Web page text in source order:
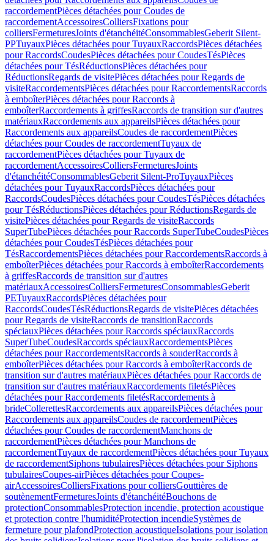
raccordementPièces détachées pour Coudes de
raccordementAccessoiresColliersFixations pour
colliersFermeturesJoints d'étanchéitéConsommablesGeberit Silent-
PPTuyauxPièces détachées pour TuyauxRaccordsPièces détachées
pour RaccordsCoudesPièces détachées pour CoudesTésPièces
détachées pour TésRéductionsPièces détachées pour
RéductionsRegards de visitePièces détachées pour Regards de
visiteRaccordementsPièces détachées pour RaccordementsRaccords
à emboîterPièces détachées pour Raccords à
emboîterRaccordements à griffesRaccords de transition sur d'autres
matériauxRaccordements aux appareilsPièces détachées pour
Raccordements aux appareilsCoudes de raccordementPièces
détachées pour Coudes de raccordementTuyaux de
raccordementPièces détachées pour Tuyaux de
raccordementAccessoiresColliersFermeturesJoints
d'étanchéitéConsommablesGeberit Silent-ProTuyauxPièces
détachées pour TuyauxRaccordsPièces détachées pour
RaccordsCoudesPièces détachées pour CoudesTésPièces détachées
pour TésRéductionsPièces détachées pour RéductionsRegards de
visitePièces détachées pour Regards de visiteRaccords
SuperTubePièces détachées pour Raccords SuperTubeCoudesPièces
détachées pour CoudesTésPièces détachées pour
TésRaccordementsPièces détachées pour RaccordementsRaccords à
emboîterPièces détachées pour Raccords à emboîterRaccordements
à griffesRaccords de transition sur d'autres
matériauxAccessoiresColliersFermeturesConsommablesGeberit
PETuyauxRaccordsPièces détachées pour
RaccordsCoudesTésRéductionsRegards de visitePièces détachées
pour Regards de visiteRaccords de transitionRaccords
spéciauxPièces détachées pour Raccords spéciauxRaccords
SuperTubeCoudesRaccords spéciauxRaccordementsPièces
détachées pour RaccordementsRaccords à souderRaccords à
emboîterPièces détachées pour Raccords à emboîterRaccords de
transition sur d'autres matériauxPièces détachées pour Raccords de
transition sur d'autres matériauxRaccordements filetésPièces
détachées pour Raccordements filetésRaccordements à
brideCollerettesRaccordements aux appareilsPièces détachées pour
Raccordements aux appareilsCoudes de raccordementPièces
détachées pour Coudes de raccordementManchons de
raccordementPièces détachées pour Manchons de
raccordementTuyaux de raccordementPièces détachées pour Tuyaux
de raccordementSiphons tubulairesPièces détachées pour Siphons
tubulairesCoupes-airPièces détachées pour Coupes-
airAccessoiresColliersFixations pour colliersGouttières de
soutènementFermeturesJoints d'étanchéitéBouchons de
protectionConsommablesProtection incendie, protection acoustique
et protection contre l'humiditéProtection incendieSystèmes de
fermeture pour plafondProtection acoustiqueIsolations pour isolation